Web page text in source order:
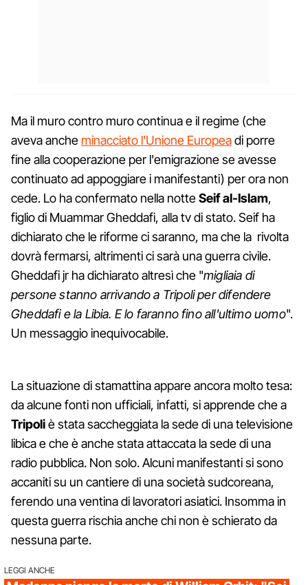
Ma il muro contro muro continua e il regime (che
aveva anche minacciato l'Unione Europeadi porre
fine alla cooperazione per l'emigrazione se avesse
continuato ad appoggiare i manifestanti) per ora non
cede. Lo ha confermato nella notteSeif al-Islam,
figlio di Muammar Gheddafi, alla tv di stato. Seif ha
dichiarato che le riforme ci saranno, ma che la rivolta
dovrà fermarsi, altrimenti ci sarà una guerra civile.
Gheddafi jr ha dichiarato altresì che "migliaia di
persone stanno arrivando a Tripoli per difendere
Gheddafi e la Libia. E lo faranno fino all'ultimo uomo".
Un messaggio inequivocabile.
La situazione di stamattina appare ancora molto tesa:
da alcune fonti non ufficiali, infatti, si apprende che a
Tripoliè stata saccheggiata la sede di una televisione
libica e che è anche stata attaccata la sede di una
radio pubblica. Non solo. Alcuni manifestanti si sono
accaniti su un cantiere di una società sudcoreana,
ferendo una ventina di lavoratori asiatici. Insomma in
questa guerra rischia anche chi non è schierato da
nessuna parte.
LEGGI ANCHE